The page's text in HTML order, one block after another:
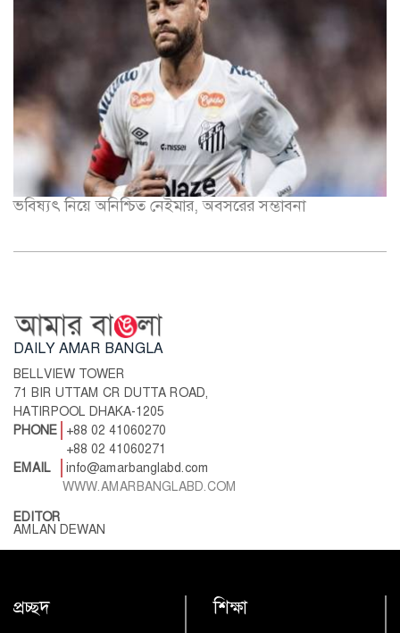
ভবিষ্যৎ নিয়ে অনিশ্চিত নেইমার, অবসরের সম্ভাবনা
DAILY AMAR BANGLA
BELLVIEW TOWER
71 BIR UTTAM CR DUTTA ROAD,
HATIRPOOL DHAKA-1205
PHONE
+88 02 41060270
+88 02 41060271
EMAIL
info@amarbanglabd.com
WWW.AMARBANGLABD.COM
EDITOR
AMLAN DEWAN
প্রচ্ছদ শিক্ষা